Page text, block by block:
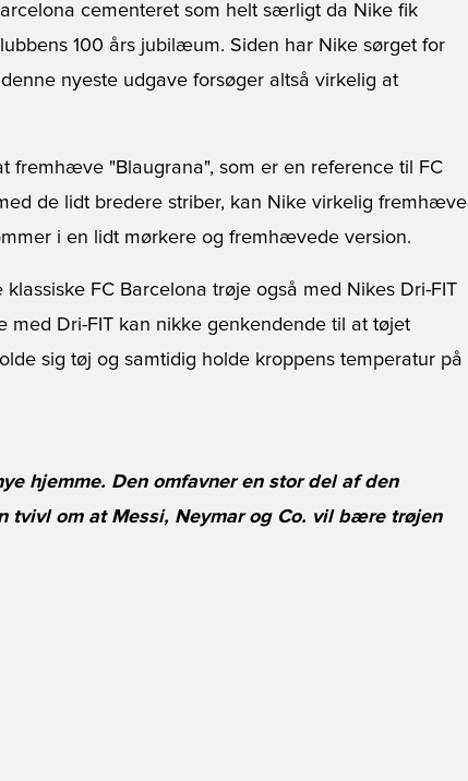
cementeret som helt særligt da Nike fik
100 års jubilæum. Siden har Nike sørget for
nyeste udgave forsøger altså virkelig at
fremhæve "Blaugrana", som er en reference til FC
de lidt bredere striber, kan Nike virkelig fremhæve
i en lidt mørkere og fremhævede version.
FC Barcelona trøje også med Nikes Dri-FIT
med Dri-FIT kan nikke genkendende til at tøjet
sig tøj og samtidig holde kroppens temperatur på
hjemme. Den omfavner en stor del af den
tvivl om at Messi, Neymar og Co. vil bære trøjen